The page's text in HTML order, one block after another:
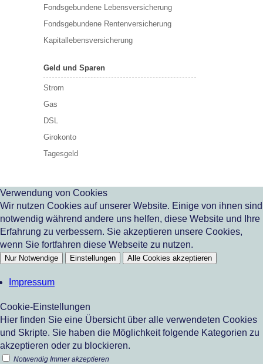
Fondsgebundene Lebensversicherung
Fondsgebundene Rentenversicherung
Kapitallebensversicherung
Geld und Sparen
Strom
Gas
DSL
Girokonto
Tagesgeld
Verwendung von Cookies
Wir nutzen Cookies auf unserer Website. Einige von ihnen sind
notwendig während andere uns helfen, diese Website und Ihre
Erfahrung zu verbessern. Sie akzeptieren unsere Cookies,
wenn Sie fortfahren diese Webseite zu nutzen.
Nur Notwendige Einstellungen Alle Cookies akzeptieren
Impressum
Cookie-Einstellungen
Hier finden Sie eine Übersicht über alle verwendeten Cookies
und Skripte. Sie haben die Möglichkeit folgende Kategorien zu
akzeptieren oder zu blockieren.
Notwendig Immer akzeptieren